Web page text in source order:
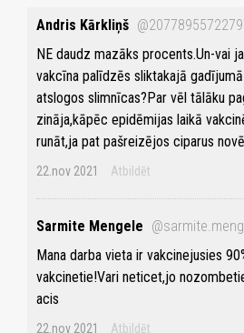
Andris Kārkliņš
NE daudz mazāks procents.Un-vai
vakcīna palīdzēs sliktakajā
atslogos slimnīcas?Par vēl tālāku
zināja,kāpēc epidēmijas laikā
runāt,ja pat pašreizējos ciparus
22.nov 2021 Atbildēt
Sarmite Mengele
Mana darba vieta ir vakcinejusies
vakcinetie!Vari neticet,jo
acis
22.nov 2021 Atbildēt